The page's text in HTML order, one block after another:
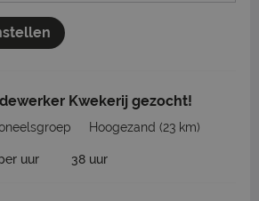
Kwekerij gezocht!
Hoogezand (23 km)
uur 38 uur